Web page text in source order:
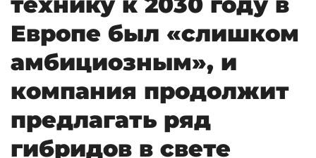
Европе был «слишком
амбициозным», и
компания продолжит
предлагать ряд
гибридов в свете